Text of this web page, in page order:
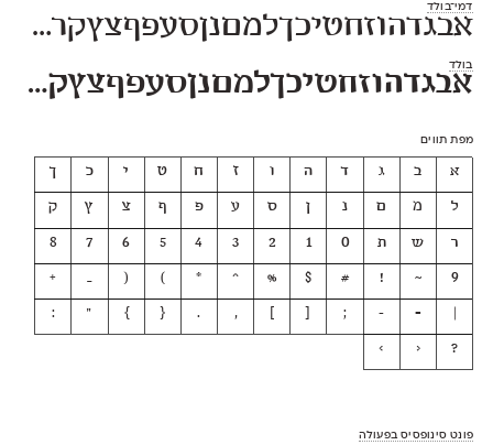
דמי־בולד
אבגדהוזחטיכךלמםנןסעפףצץקרשת 1234567890 $#%+=*;?!,₪()[]—–-
בולד
אבגדהוזחטיכךלמםנןסעפףצץקרשת 1234567890
מפת תווים
א ב ג ד ה ו ז ח ט י כ ך
ל מ ם נ ן ס ע פ ף צ ץ ק
ר ש ת 0
1
2
3
4
5
6
7
8
9
~
!
#
$
%
^
*
)
(
_
+
=
-
;
,
.
{
}
"
:
?
<
>
פונט סינופסיס בפעולה